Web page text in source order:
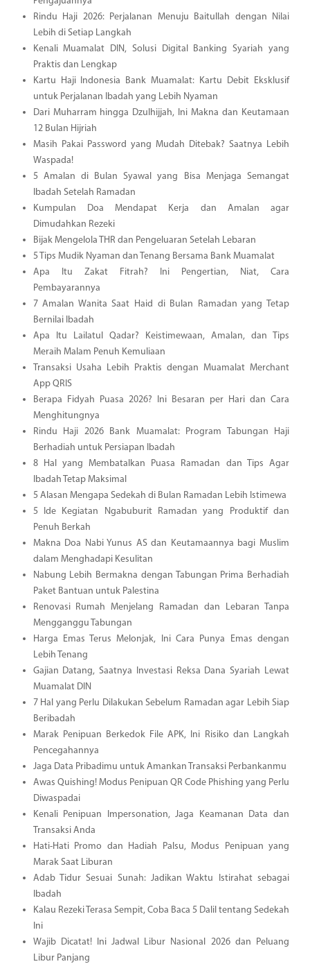
Rindu Haji 2026: Perjalanan Menuju Baitullah dengan Nilai
Lebih di Setiap Langkah
Kenali Muamalat DIN, Solusi Digital Banking Syariah yang
Praktis dan Lengkap
Kartu Haji Indonesia Bank Muamalat: Kartu Debit Eksklusif
untuk Perjalanan Ibadah yang Lebih Nyaman
Dari Muharram hingga Dzulhijjah, Ini Makna dan Keutamaan
12 Bulan Hijriah
Masih Pakai Password yang Mudah Ditebak? Saatnya Lebih
Waspada!
5 Amalan di Bulan Syawal yang Bisa Menjaga Semangat
Ibadah Setelah Ramadan
Kumpulan Doa Mendapat Kerja dan Amalan agar
Dimudahkan Rezeki
Bijak Mengelola THR dan Pengeluaran Setelah Lebaran
5 Tips Mudik Nyaman dan Tenang Bersama Bank Muamalat
Apa Itu Zakat Fitrah? Ini Pengertian, Niat, Cara
Pembayarannya
7 Amalan Wanita Saat Haid di Bulan Ramadan yang Tetap
Bernilai Ibadah
Apa Itu Lailatul Qadar? Keistimewaan, Amalan, dan Tips
Meraih Malam Penuh Kemuliaan
Transaksi Usaha Lebih Praktis dengan Muamalat Merchant
App QRIS
Berapa Fidyah Puasa 2026? Ini Besaran per Hari dan Cara
Menghitungnya
Rindu Haji 2026 Bank Muamalat: Program Tabungan Haji
Berhadiah untuk Persiapan Ibadah
8 Hal yang Membatalkan Puasa Ramadan dan Tips Agar
Ibadah Tetap Maksimal
5 Alasan Mengapa Sedekah di Bulan Ramadan Lebih Istimewa
5 Ide Kegiatan Ngabuburit Ramadan yang Produktif dan
Penuh Berkah
Makna Doa Nabi Yunus AS dan Keutamaannya bagi Muslim
dalam Menghadapi Kesulitan
Nabung Lebih Bermakna dengan Tabungan Prima Berhadiah
Paket Bantuan untuk Palestina
Renovasi Rumah Menjelang Ramadan dan Lebaran Tanpa
Mengganggu Tabungan
Harga Emas Terus Melonjak, Ini Cara Punya Emas dengan
Lebih Tenang
Gajian Datang, Saatnya Investasi Reksa Dana Syariah Lewat
Muamalat DIN
7 Hal yang Perlu Dilakukan Sebelum Ramadan agar Lebih Siap
Beribadah
Marak Penipuan Berkedok File APK, Ini Risiko dan Langkah
Pencegahannya
Jaga Data Pribadimu untuk Amankan Transaksi Perbankanmu
Awas Quishing! Modus Penipuan QR Code Phishing yang Perlu
Diwaspadai
Kenali Penipuan Impersonation, Jaga Keamanan Data dan
Transaksi Anda
Hati-Hati Promo dan Hadiah Palsu, Modus Penipuan yang
Marak Saat Liburan
Adab Tidur Sesuai Sunah: Jadikan Waktu Istirahat sebagai
Ibadah
Kalau Rezeki Terasa Sempit, Coba Baca 5 Dalil tentang Sedekah
Ini
Wajib Dicatat! Ini Jadwal Libur Nasional 2026 dan Peluang
Libur Panjang